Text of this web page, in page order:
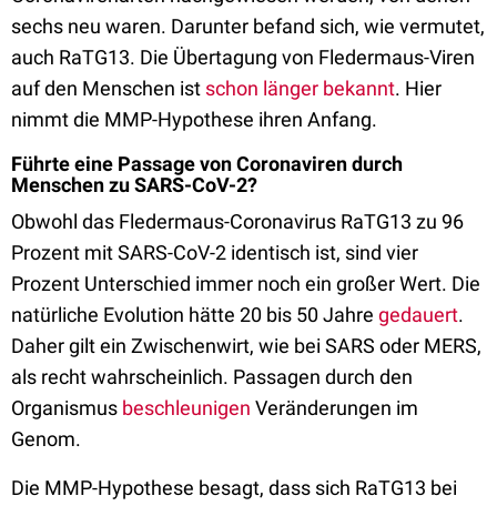
sechs neu waren. Darunter befand sich, wie vermutet,
auch RaTG13. Die Übertagung von Fledermaus-Viren
auf den Menschen ist schon länger bekannt. Hier
nimmt die MMP-Hypothese ihren Anfang.
Führte eine Passage von Coronaviren durch
Menschen zu SARS-CoV-2?
Obwohl das Fledermaus-Coronavirus RaTG13 zu 96
Prozent mit SARS-CoV-2 identisch ist, sind vier
Prozent Unterschied immer noch ein großer Wert. Die
natürliche Evolution hätte 20 bis 50 Jahre gedauert.
Daher gilt ein Zwischenwirt, wie bei SARS oder MERS,
als recht wahrscheinlich. Passagen durch den
Organismus beschleunigen Veränderungen im
Genom.
Die MMP-Hypothese besagt, dass sich RaTG13 bei